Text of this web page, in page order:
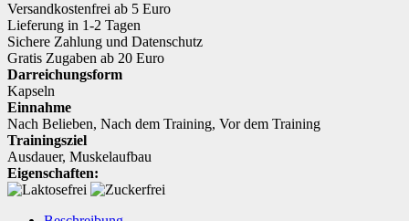
Versandkostenfrei ab 5 Euro
Lieferung in 1-2 Tagen
Sichere Zahlung und Datenschutz
Gratis Zugaben ab 20 Euro
Darreichungsform
Kapseln
Einnahme
Nach Belieben, Nach dem Training, Vor dem Training
Trainingsziel
Ausdauer, Muskelaufbau
Eigenschaften: